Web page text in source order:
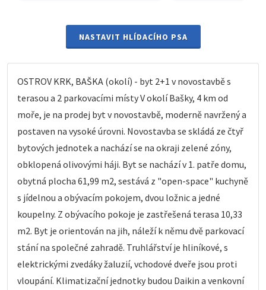
NASTAVIT HLÍDACÍHO PSA
OSTROV KRK, BAŠKA (okolí) - byt 2+1 v novostavbě s
terasou a 2 parkovacími místy V okolí Bašky, 4 km od
moře, je na prodej byt v novostavbě, moderně navržený a
postaven na vysoké úrovni. Novostavba se skládá ze čtyř
bytových jednotek a nachází se na okraji zelené zóny,
obklopená olivovými háji. Byt se nachází v 1. patře domu,
obytná plocha 61,99 m2, sestává z "open-space" kuchyně
s jídelnou a obývacím pokojem, dvou ložnic a jedné
koupelny. Z obývacího pokoje je zastřešená terasa 10,33
m2. Byt je orientován na jih, náleží k němu dvě parkovací
stání na společné zahradě. Truhlářství je hliníkové, s
elektrickými zvedáky žaluzií, vchodové dveře jsou proti
vloupání. Klimatizační jednotky budou Daikin a venkovní